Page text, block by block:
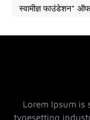
स्वामीज्ञ फाउंडेशन* ऑफ
Lorem Ipsum
typesetting